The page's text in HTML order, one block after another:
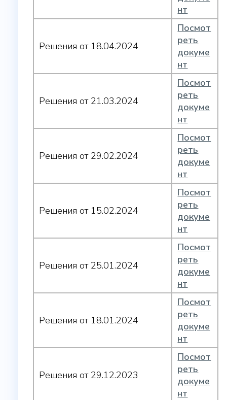
нт
Решения от 18.04.2024
Посмот
реть
докуме
нт
Решения от 21.03.2024
Посмот
реть
докуме
нт
Решения от 29.02.2024
Посмот
реть
докуме
нт
Решения от 15.02.2024
Посмот
реть
докуме
нт
Решения от 25.01.2024
Посмот
реть
докуме
нт
Решения от 18.01.2024
Посмот
реть
докуме
нт
Решения от 29.12.2023
Посмот
реть
докуме
нт